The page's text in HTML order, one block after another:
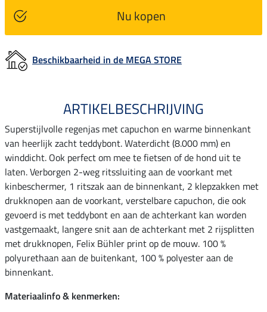
Nu kopen
Beschikbaarheid in de MEGA STORE
ARTIKELBESCHRIJVING
Superstijlvolle regenjas met capuchon en warme binnenkant
van heerlijk zacht teddybont. Waterdicht (8.000 mm) en
winddicht. Ook perfect om mee te fietsen of de hond uit te
laten. Verborgen 2-weg ritssluiting aan de voorkant met
kinbeschermer, 1 ritszak aan de binnenkant, 2 klepzakken met
drukknopen aan de voorkant, verstelbare capuchon, die ook
gevoerd is met teddybont en aan de achterkant kan worden
vastgemaakt, langere snit aan de achterkant met 2 rijsplitten
met drukknopen, Felix Bühler print op de mouw. 100 %
polyurethaan aan de buitenkant, 100 % polyester aan de
binnenkant.
Materiaalinfo & kenmerken: